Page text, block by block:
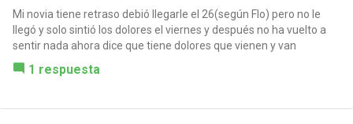
Mi novia tiene retraso debió llegarle el 26(según Flo) pero no le
llegó y solo sintió los dolores el viernes y después no ha vuelto a
sentir nada ahora dice que tiene dolores que vienen y van
1 respuesta